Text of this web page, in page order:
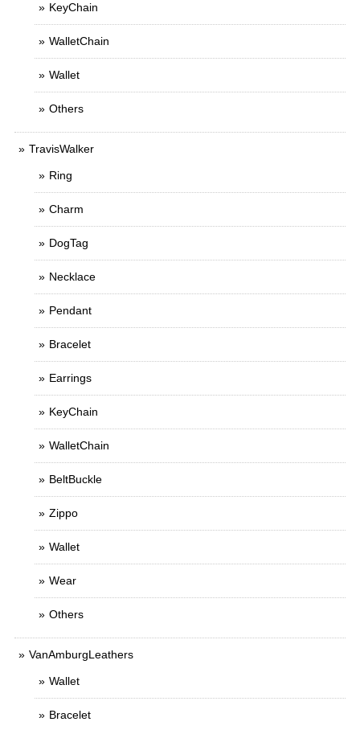
KeyChain
WalletChain
Wallet
Others
TravisWalker
Ring
Charm
DogTag
Necklace
Pendant
Bracelet
Earrings
KeyChain
WalletChain
BeltBuckle
Zippo
Wallet
Wear
Others
VanAmburgLeathers
Wallet
Bracelet